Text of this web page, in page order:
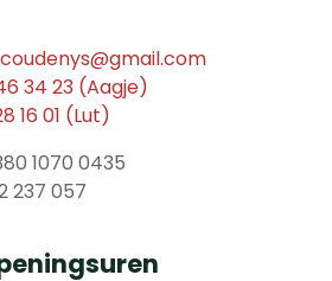
34 23 (Aagje)
16 01 (Lut)
1070 0435
237 057